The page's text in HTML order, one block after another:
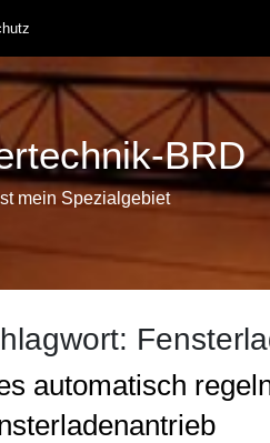
BRD
mein Spezialgebiet
automatisch